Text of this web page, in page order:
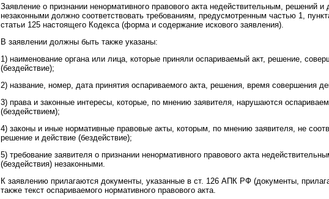
Заявление о признании ненормативного правового акта недействительным, решений и
незаконными должно соответствовать требованиям, предусмотренным частью 1,
статьи 125 настоящего Кодекса (форма и содержание искового заявления).
В заявлении должны быть также указаны:
1) наименование органа или лица, которые приняли оспариваемый акт, решение,
(бездействие);
2) название, номер, дата принятия оспариваемого акта, решения, время совершения
3) права и законные интересы, которые, по мнению заявителя, нарушаются
(бездействием);
4) законы и иные нормативные правовые акты, которым, по мнению заявителя, не
решение и действие (бездействие);
5) требование заявителя о признании ненормативного правового акта
(бездействия) незаконными.
К заявлению прилагаются документы, указанные в ст. 126 АПК РФ (документы,
также текст оспариваемого нормативного правового акта.